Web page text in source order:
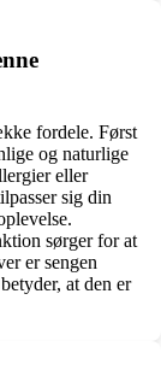
fordele. Først
og naturlige
eller
sig din
sørger for at
er sengen
at den er